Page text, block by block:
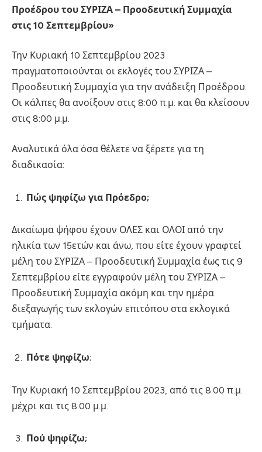
Προέδρου του ΣΥΡΙΖΑ – Προοδευτική Συμμαχία
στις 10 Σεπτεμβρίου»
Την Κυριακή 10 Σεπτεμβρίου 2023
πραγματοποιούνται οι εκλογές του ΣΥΡΙΖΑ –
Προοδευτική Συμμαχία για την ανάδειξη Προέδρου.
Οι κάλπες θα ανοίξουν στις 8:00 π.μ. και θα κλείσουν
στις 8:00 μ.μ.
Αναλυτικά όλα όσα θέλετε να ξέρετε για τη
διαδικασία:
Πώς ψηφίζω για Πρόεδρο;
Δικαίωμα ψήφου έχουν ΟΛΕΣ και ΟΛΟΙ από την
ηλικία των 15ετών και άνω, που είτε έχουν γραφτεί
μέλη του ΣΥΡΙΖΑ – Προοδευτική Συμμαχία έως τις 9
Σεπτεμβρίου είτε εγγραφούν μέλη του ΣΥΡΙΖΑ –
Προοδευτική Συμμαχία ακόμη και την ημέρα
διεξαγωγής των εκλογών επιτόπου στα εκλογικά
τμήματα.
Πότε ψηφίζω;
Την Κυριακή 10 Σεπτεμβρίου 2023, από τις 8.00 π.μ.
μέχρι και τις 8.00 μ.μ.
Πού ψηφίζω;